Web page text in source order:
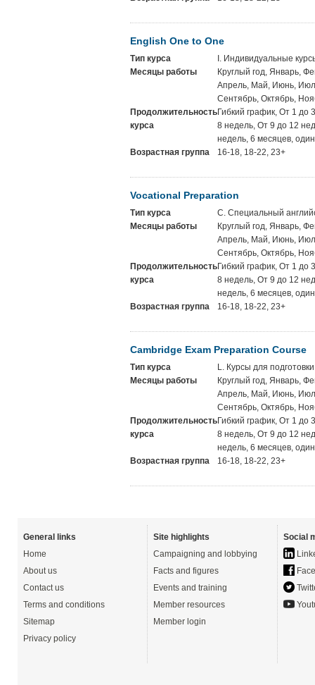
English One to One
Тип курса
I. Индивидуальные
Месяцы работы
Круглый год, Январь,
Апрель, Май, Июнь,
Сентябрь, Октябрь,
Продолжительность
курса
Гибкий график, От 1 до
8 недель, От 9 до 12
недель, 6 месяцев,
Возрастная группа
16-18, 18-22, 23+
Vocational Preparation
Тип курса
C. Специальный
Месяцы работы
Круглый год, Январь,
Апрель, Май, Июнь,
Сентябрь, Октябрь,
Продолжительность
курса
Гибкий график, От 1 до
8 недель, От 9 до 12
недель, 6 месяцев,
Возрастная группа
16-18, 18-22, 23+
Cambridge Exam Preparation Course
Тип курса
L. Курсы для
Месяцы работы
Круглый год, Январь,
Апрель, Май, Июнь,
Сентябрь, Октябрь,
Продолжительность
курса
Гибкий график, От 1 до
8 недель, От 9 до 12
недель, 6 месяцев,
Возрастная группа
16-18, 18-22, 23+
General links
Home
About us
Contact us
Terms and conditions
Sitemap
Privacy policy
Site highlights
Campaigning and lobbying
Facts and figures
Events and training
Member resources
Member login
Social